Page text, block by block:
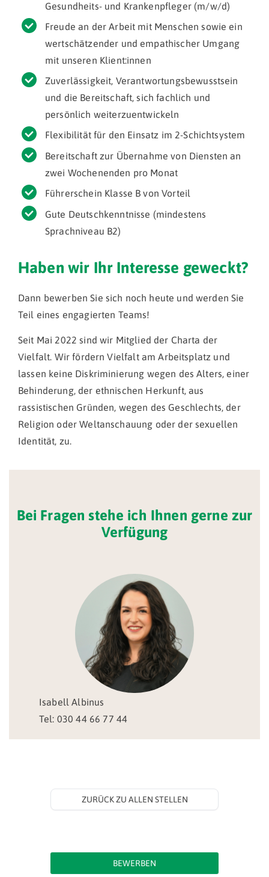
Gesundheits- und Krankenpfleger (m/w/d)
Freude an der Arbeit mit Menschen sowie ein
wertschätzender und empathischer Umgang
mit unseren Klient:innen
Zuverlässigkeit, Verantwortungsbewusstsein
und die Bereitschaft, sich fachlich und
persönlich weiterzuentwickeln
Flexibilität für den Einsatz im 2-Schichtsystem
Bereitschaft zur Übernahme von Diensten an
zwei Wochenenden pro Monat
Führerschein Klasse B von Vorteil
Gute Deutschkenntnisse (mindestens
Sprachniveau B2)
Haben wir Ihr Interesse geweckt?
Dann bewerben Sie sich noch heute und werden Sie
Teil eines engagierten Teams!
Seit Mai 2022 sind wir Mitglied der Charta der
Vielfalt. Wir fördern Vielfalt am Arbeitsplatz und
lassen keine Diskriminierung wegen des Alters, einer
Behinderung, der ethnischen Herkunft, aus
rassistischen Gründen, wegen des Geschlechts, der
Religion oder Weltanschauung oder der sexuellen
Identität, zu.
Bei Fragen stehe ich Ihnen gerne zur
Verfügung
Isabell Albinus
Tel: 030 44 66 77 44
ZURÜCK ZU ALLEN STELLEN
BEWERBEN